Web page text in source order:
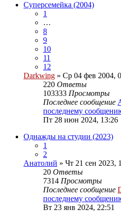
Суперсемейка (2004)
1
…
8
9
10
11
12
Darkwing » Ср 04 фев 2004,
220 Ответы
103333 Просмотры
Последнее сообщение
последнему
Пт 28 июн 2024, 13:26
Однажды на студии (2023)
1
2
Анатолий » Чт 21 сен 2023,
20 Ответы
7314 Просмотры
Последнее сообщение
последнему
Вт 23 янв 2024, 22:51